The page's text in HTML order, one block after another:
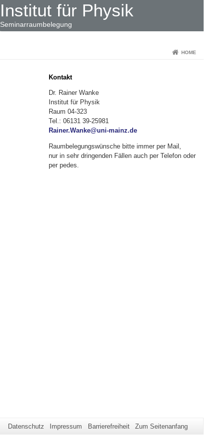
Institut für Physik
Seminarraumbelegung
HOME
Kontakt
Dr. Rainer Wanke
Institut für Physik
Raum 04-323
Tel.: 06131 39-25981
Rainer.Wanke@uni-mainz.de
Raumbelegungswünsche bitte immer per Mail,
nur in sehr dringenden Fällen auch per Telefon oder
per pedes.
Datenschutz Impressum Barrierefreiheit Zum Seitenanfang